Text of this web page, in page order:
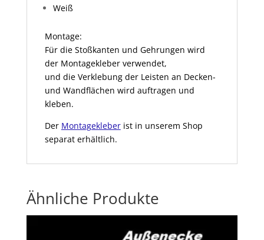
Weiß
Montage:
Für die Stoßkanten und Gehrungen wird
der Montagekleber verwendet,
und die Verklebung der Leisten an Decken-
und Wandflächen wird auftragen und
kleben.
Der Montagekleberist in unserem Shop
separat erhältlich.
Ähnliche Produkte